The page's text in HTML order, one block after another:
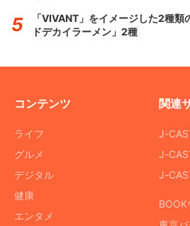
「VIVANT」をイメージした2種
ドデカイラーメン」2種
コンテンツ
ライフ
グルメ
デジタル
健康
エンタメ
関連
J-
J-
J-
BOOK